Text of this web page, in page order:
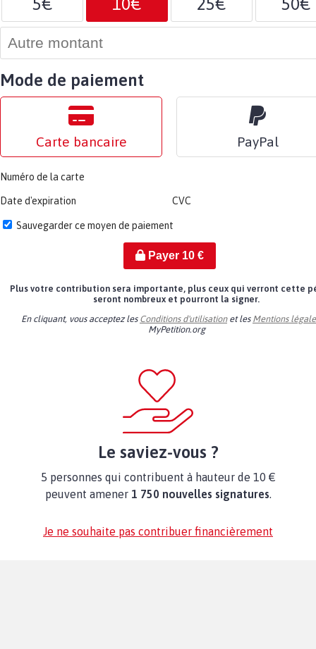
Mode de paiement
Carte bancaire PayPal
Numéro de la carte
Date d'expiration CVC
Sauvegarder ce moyen de paiement
Payer 10€
Plus votre contribution sera importante, plus ceux qui verront cette
seront nombreux et pourront la signer.
En cliquant, vous acceptez les Conditions d'utilisationet les Mentions
MyPetition.org
Le saviez-vous ?
5 personnes qui contribuent à hauteur de 10 €
peuvent amener 1 750 nouvelles signatures.
Je ne souhaite pas contribuer financièrement